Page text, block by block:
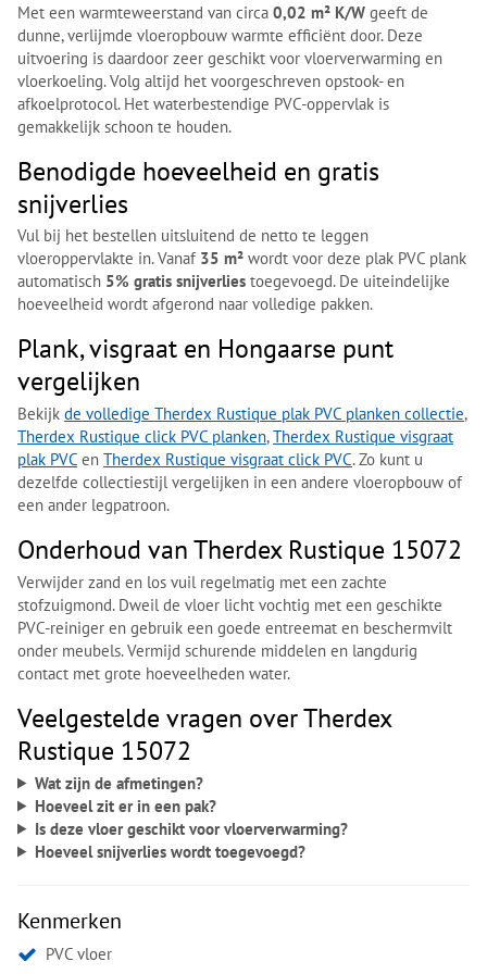
Met een warmteweerstand van circa 0,02 m² K/W geeft de
dunne, verlijmde vloeropbouw warmte efficiënt door. Deze
uitvoering is daardoor zeer geschikt voor vloerverwarming en
vloerkoeling. Volg altijd het voorgeschreven opstook- en
afkoelprotocol. Het waterbestendige PVC-oppervlak is
gemakkelijk schoon te houden.
Benodigde hoeveelheid en gratis
snijverlies
Vul bij het bestellen uitsluitend de netto te leggen
vloeroppervlakte in. Vanaf 35 m² wordt voor deze plak PVC plank
automatisch 5% gratis snijverlies toegevoegd. De uiteindelijke
hoeveelheid wordt afgerond naar volledige pakken.
Plank, visgraat en Hongaarse punt
vergelijken
Bekijk de volledige Therdex Rustique plak PVC planken collectie,
Therdex Rustique click PVC planken,Therdex Rustique visgraat
plak PVC en Therdex Rustique visgraat click PVC. Zo kunt u
dezelfde collectiestijl vergelijken in een andere vloeropbouw of
een ander legpatroon.
Onderhoud van Therdex Rustique 15072
Verwijder zand en los vuil regelmatig met een zachte
stofzuigmond. Dweil de vloer licht vochtig met een geschikte
PVC-reiniger en gebruik een goede entreemat en beschermvilt
onder meubels. Vermijd schurende middelen en langdurig
contact met grote hoeveelheden water.
Veelgestelde vragen over Therdex
Rustique 15072
Wat zijn de afmetingen?
Hoeveel zit er in een pak?
Is deze vloer geschikt voor vloerverwarming?
Hoeveel snijverlies wordt toegevoegd?
Kenmerken
PVC vloer